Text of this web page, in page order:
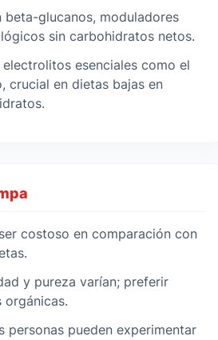
beta-glucanos, moduladores
sin carbohidratos netos.
esenciales como el
crucial en dietas bajas en
costoso en comparación con
y pureza varían; preferir
orgánicas.
personas pueden experimentar